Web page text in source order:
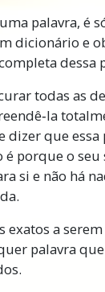
palavra, é
dicionário e
dessa
todas as
dizer que
é porque o
si e não há
exatos a
palavra